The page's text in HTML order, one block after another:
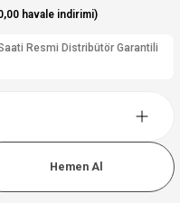
havale indirimi)
Resmi Distribütör Garantili
Hemen Al